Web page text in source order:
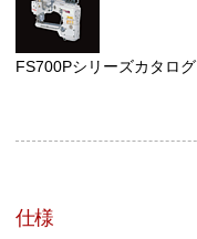
FS700Pシリーズカタログ
仕様